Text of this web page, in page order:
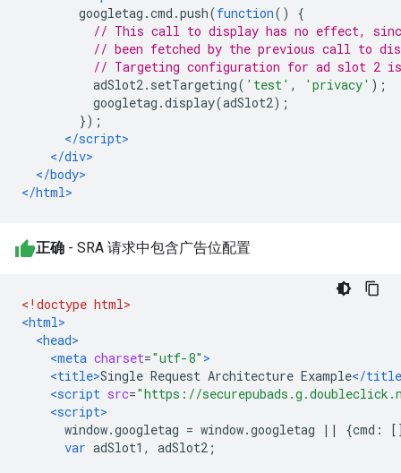
googletag .cmd .push(function()
{
// This call to display has no effect,
// been fetched by the previous call to
// Targeting configuration for ad slot 2
adSlot2 . setTargeting( 'test' , 'privacy' );
googletag .display(adSlot2);
});
</script>
</div>
</body>
</html>
正确 - SRA 请求中包含广告位配置
<!doctype html>
<html>
<head>
<meta charset="utf-8" >
<title>Single Request Architecture Example</
<script src="https://
<script>
window.googletag = window.googletag || {cmd :
var adSlot1 , adSlot2 ;